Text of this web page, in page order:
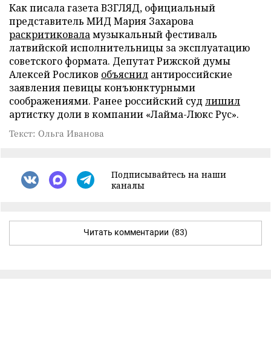
Как писала газета ВЗГЛЯД, официальный
представитель МИД Мария Захарова
раскритиковаламузыкальный фестиваль
латвийской исполнительницы за эксплуатацию
советского формата. Депутат Рижской думы
Алексей Росликов объяснил антироссийские
заявления певицы конъюнктурными
соображениями. Ранее российский суд лишил
артистку доли в компании «Лайма-Люкс Рус».
Текст: Ольга Иванова
Подписывайтесь на наши
каналы
Читать комментарии (83)